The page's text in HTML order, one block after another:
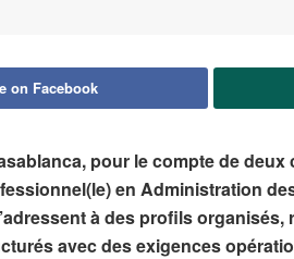
on Facebook
pour le compte de
en Administration
à des profils
avec des exigences